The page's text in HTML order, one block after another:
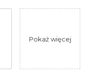
Pokaż więcej